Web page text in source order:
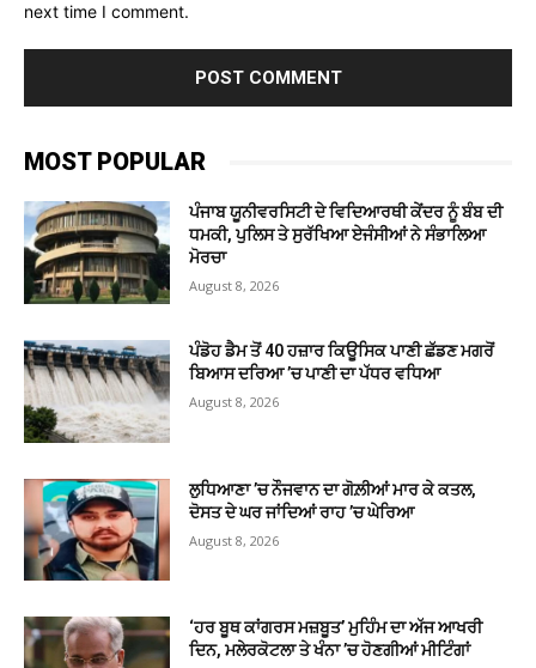
next time I comment.
MOST POPULAR
ਪੰਜਾਬ ਯੂਨੀਵਰਸਿਟੀ ਦੇ ਵਿਦਿਆਰਥੀ ਕੇਂਦਰ ਨੂੰ ਬੰਬ ਦੀ
ਧਮਕੀ, ਪੁਲਿਸ ਤੇ ਸੁਰੱਖਿਆ ਏਜੰਸੀਆਂ ਨੇ ਸੰਭਾਲਿਆ
ਮੋਰਚਾ
August 8, 2026
ਪੰਡੋਹ ਡੈਮ ਤੋਂ 40 ਹਜ਼ਾਰ ਕਿਊਸਿਕ ਪਾਣੀ ਛੱਡਣ ਮਗਰੋਂ
ਬਿਆਸ ਦਰਿਆ ’ਚ ਪਾਣੀ ਦਾ ਪੱਧਰ ਵਧਿਆ
August 8, 2026
ਲੁਧਿਆਣਾ ’ਚ ਨੌਜਵਾਨ ਦਾ ਗੋਲ਼ੀਆਂ ਮਾਰ ਕੇ ਕਤਲ,
ਦੋਸਤ ਦੇ ਘਰ ਜਾਂਦਿਆਂ ਰਾਹ ’ਚ ਘੇਰਿਆ
August 8, 2026
‘ਹਰ ਬੂਥ ਕਾਂਗਰਸ ਮਜ਼ਬੂਤ’ ਮੁਹਿੰਮ ਦਾ ਅੱਜ ਆਖਰੀ
ਦਿਨ, ਮਲੇਰਕੋਟਲਾ ਤੇ ਖੰਨਾ ’ਚ ਹੋਣਗੀਆਂ ਮੀਟਿੰਗਾਂ